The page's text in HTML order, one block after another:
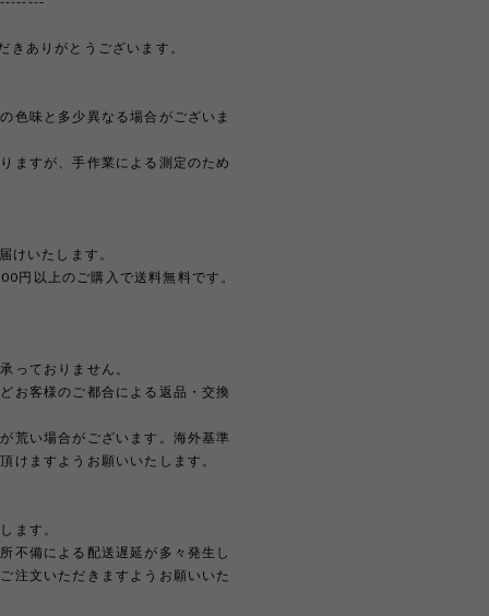
ありがとうございます。
色味と多少異なる場合がございま
ますが、手作業による測定のため
けいたします。
円以上のご購入で送料無料です。
っておりません。
お客様のご都合による返品・交換
荒い場合がございます。海外基準
けますようお願いいたします。
ます。
不備による配送遅延が多々発生し
注文いただきますようお願いいた